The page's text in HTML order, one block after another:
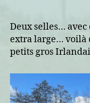
Deux selles… avec
extra large… voilà
petits gros